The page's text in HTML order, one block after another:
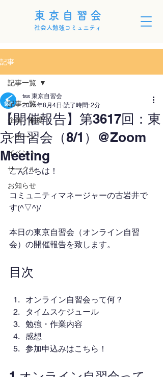
東京自習会
社会人勉強コミュニティ
記事
記事一覧
企画・制度
レポート
イベント
サークル
お知らせ
記事一覧
【開催報告】第3617回：東
京自習会（8/1）@Zoom
Meeting
tss 東京自習会
2025年8月4日 読了時間: 2分
こんにちは！
コミュニティマネージャーの古岩井で
す(^▽^)/
本日の東京自習会（オンライン自習
会）の開催報告を致します。
目次
オンライン自習会って何？
タイムスケジュール
勉強・作業内容
感想
参加申込みはこちら！